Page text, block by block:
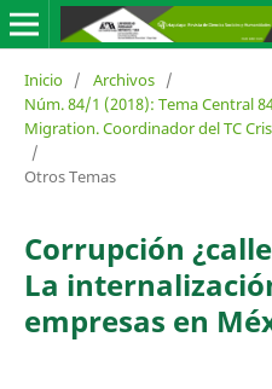
Inicio / Archivos /
Núm. 84/1 (2018): Tema Central
Migration. Coordinador del TC
/
Otros Temas
Corrupción
La
empresas en